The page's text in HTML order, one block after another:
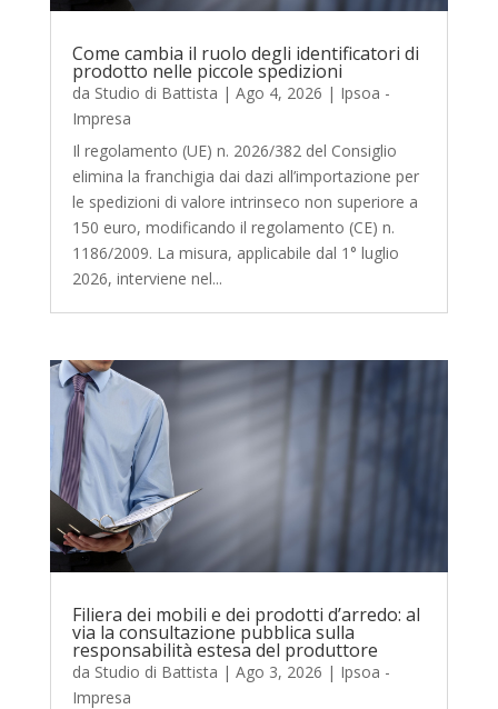
Come cambia il ruolo degli identificatori di
prodotto nelle piccole spedizioni
da Studio di Battista | Ago 4, 2026 | Ipsoa -
Impresa
Il regolamento (UE) n. 2026/382 del Consiglio
elimina la franchigia dai dazi all’importazione per
le spedizioni di valore intrinseco non superiore a
150 euro, modificando il regolamento (CE) n.
1186/2009. La misura, applicabile dal 1° luglio
2026, interviene nel...
Filiera dei mobili e dei prodotti d’arredo: al
via la consultazione pubblica sulla
responsabilità estesa del produttore
da Studio di Battista | Ago 3, 2026 | Ipsoa -
Impresa